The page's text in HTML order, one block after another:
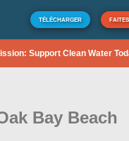
TÉLÉCHARGER
Support Clean Water
Bay Beach